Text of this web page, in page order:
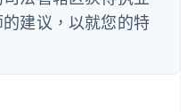
建议，以就您的特